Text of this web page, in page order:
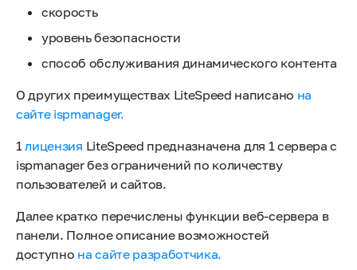
скорость
уровень безопасности
способ обслуживания динамического контента
О других преимуществах LiteSpeed написано на
сайте ispmanager.
1лицензия LiteSpeed предназначена для 1 сервера с
ispmanager без ограничений по количеству
пользователей и сайтов.
Далее кратко перечислены функции веб-сервера в
панели. Полное описание возможностей
доступно на сайте разработчика.